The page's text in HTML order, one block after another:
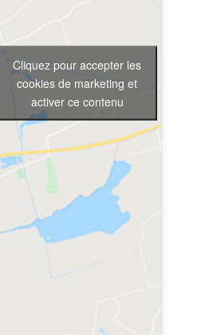
Cliquez pour accepter les
cookies de marketing et
activer ce contenu